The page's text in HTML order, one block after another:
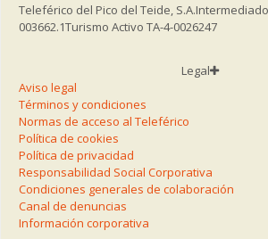
Teleférico del Pico del Teide, S.A.
003662.1Turismo Activo TA-4-0026247
Legal
Aviso legal
Términos y condiciones
Normas de acceso al Teleférico
Política de cookies
Política de privacidad
Responsabilidad Social Corporativa
Condiciones generales de colaboración
Canal de denuncias
Información corporativa